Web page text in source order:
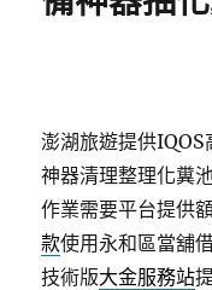
澎湖旅遊提供IQOS
神器清理整理化糞
作業需要平台提供
款使用永和區當舖
技術版大金服務站